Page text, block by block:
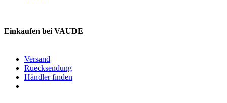
Einkaufen bei VAUDE
Versand
Ruecksendung
Händler finden